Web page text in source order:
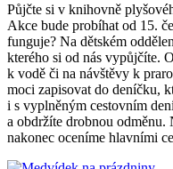
Půjčte si v knihovně
Akce bude probíhat od 15.
funguje? Na dětském
kterého si od nás vypůjčíte.
k vodě či na návštěvy k
moci zapisovat do deníčku,
i s vyplněným cestovním
a obdržíte drobnou odměnu.
nakonec oceníme hlavními